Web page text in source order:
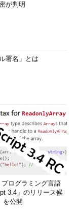
が判明
署名」とは
ログラミング言語
3.4」のリリース候
を公開